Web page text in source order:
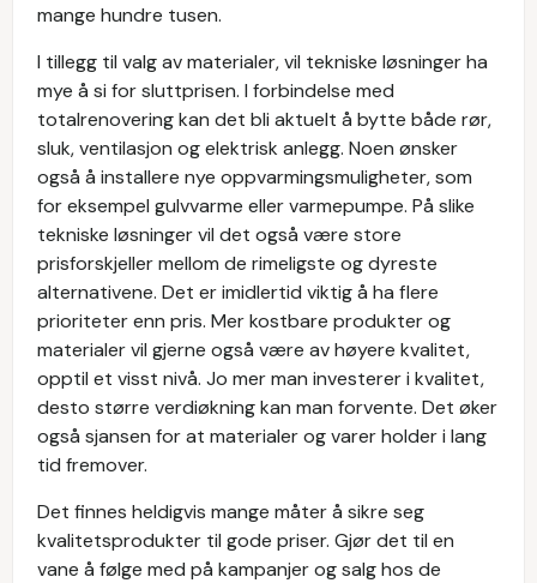
mange hundre tusen.
I tillegg til valg av materialer, vil tekniske løsninger ha
mye å si for sluttprisen. I forbindelse med
totalrenovering kan det bli aktuelt å bytte både rør,
sluk, ventilasjon og elektrisk anlegg. Noen ønsker
også å installere nye oppvarmingsmuligheter, som
for eksempel gulvvarme eller varmepumpe. På slike
tekniske løsninger vil det også være store
prisforskjeller mellom de rimeligste og dyreste
alternativene. Det er imidlertid viktig å ha flere
prioriteter enn pris. Mer kostbare produkter og
materialer vil gjerne også være av høyere kvalitet,
opptil et visst nivå. Jo mer man investerer i kvalitet,
desto større verdiøkning kan man forvente. Det øker
også sjansen for at materialer og varer holder i lang
tid fremover.
Det finnes heldigvis mange måter å sikre seg
kvalitetsprodukter til gode priser. Gjør det til en
vane å følge med på kampanjer og salg hos de